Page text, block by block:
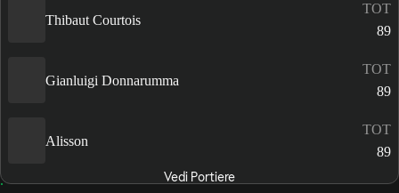
Thibaut Courtois
TOT
89
Gianluigi Donnarumma
TOT
89
Alisson
TOT
89
Vedi Portiere